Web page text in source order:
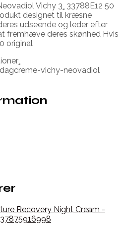
Vichy 3¸ 33788E12 50
designet til kræsne
udseende og leder efter
fremhæve deres skønhed Hvis
original
vichy-neovadiol